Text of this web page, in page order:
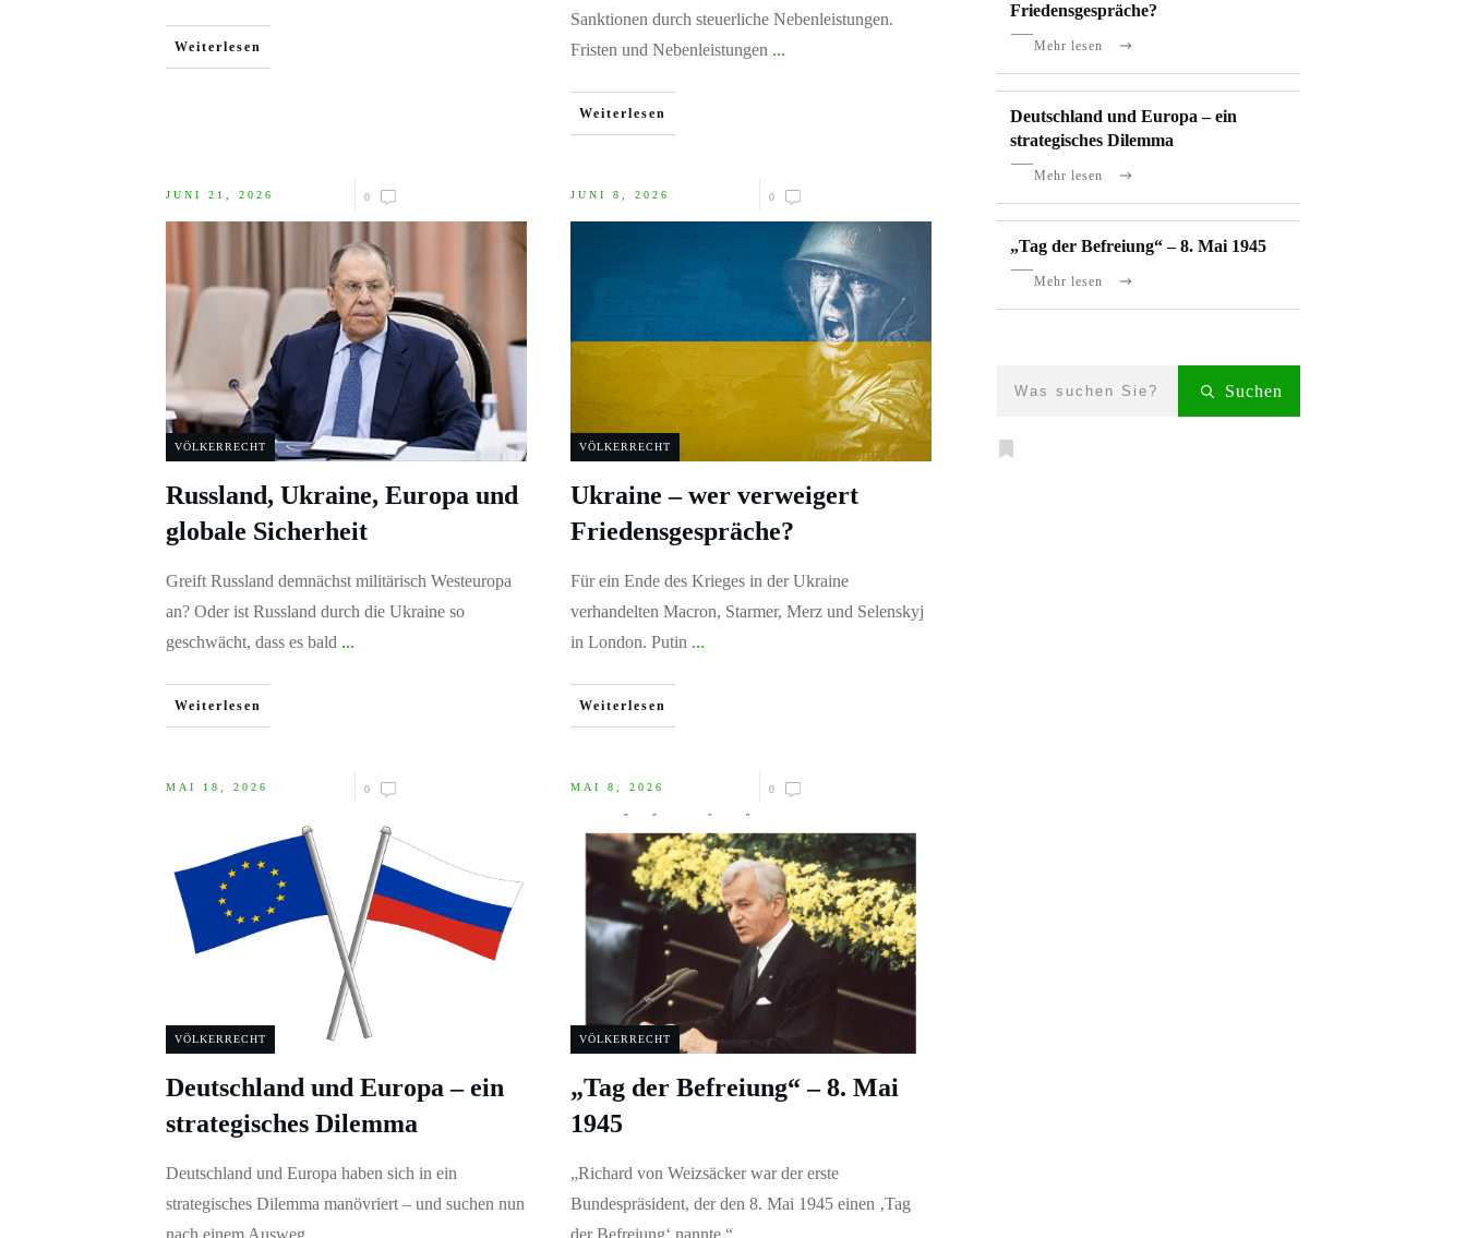
Weiterlesen
Sanktionen durch steuerliche Nebenleistungen.
Fristen und Nebenleistungen ...
Weiterlesen
JUNI 21, 2026 0
VÖLKERRECHT
Russland, Ukraine, Europa und
globale Sicherheit
Greift Russland demnächst militärisch Westeuropa
an? Oder ist Russland durch die Ukraine so
geschwächt, dass es bald ...
Weiterlesen
JUNI 8, 2026 0
VÖLKERRECHT
Ukraine – wer verweigert
Friedensgespräche?
Für ein Ende des Krieges in der Ukraine
verhandelten Macron, Starmer, Merz und Selenskyj
in London. Putin ...
Weiterlesen
MAI 18, 2026 0
VÖLKERRECHT
Deutschland und Europa – ein
strategisches Dilemma
Deutschland und Europa haben sich in ein
strategisches Dilemma manövriert – und suchen nun
nach einem Ausweg,
MAI 8, 2026 0
VÖLKERRECHT
„Tag der Befreiung“ – 8. Mai
1945
„Richard von Weizsäcker war der erste
Bundespräsident, der den 8. Mai 1945 einen ‚Tag
der Befreiung‘ nannte.“
Friedensgespräche?
Mehr lesen
Deutschland und Europa – ein
strategisches Dilemma
Mehr lesen
„Tag der Befreiung“ – 8. Mai 1945
Mehr lesen
Suchen